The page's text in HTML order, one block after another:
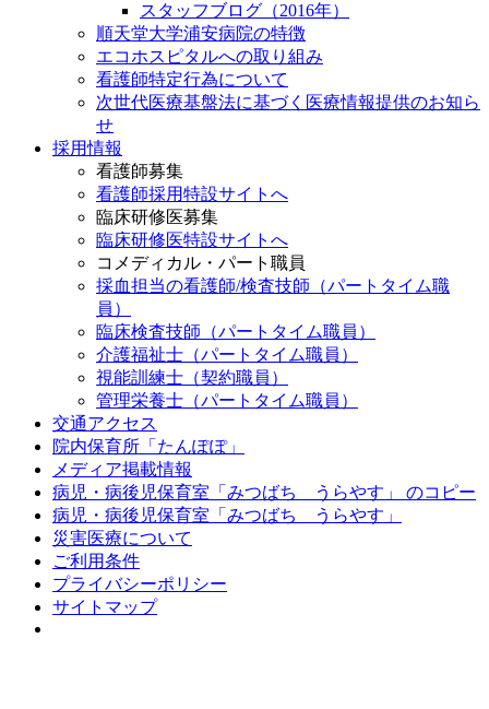
スタッフブログ（2016年）
順天堂大学浦安病院の特徴
エコホスピタルへの取り組み
看護師特定行為について
次世代医療基盤法に基づく医療情報提供のお知ら
せ
採用情報
看護師募集
看護師採用特設サイトへ
臨床研修医募集
臨床研修医特設サイトへ
コメディカル・パート職員
採血担当の看護師/検査技師（パートタイム職
員）
臨床検査技師（パートタイム職員）
介護福祉士（パートタイム職員）
視能訓練士（契約職員）
管理栄養士（パートタイム職員）
交通アクセス
院内保育所「たんぽぽ」
メディア掲載情報
病児・病後児保育室「みつばち うらやす」 のコピー
病児・病後児保育室「みつばち うらやす」
災害医療について
ご利用条件
プライバシーポリシー
サイトマップ